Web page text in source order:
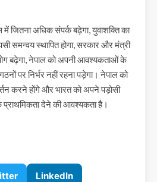
जितना अधिक संपर्क बढ़ेगा, युवाशक्ति का
समन्वय स्थापित होगा, सरकार और मंत्री
बढ़ेगा, नेपाल को अपनी आवश्यकताओं के
पर निर्भर नहीं रहना पड़ेगा। नेपाल को
करने होंगे और भारत को अपने पड़ोसी
प्राथमिकता देने की आवश्यकता है।
LinkedIn